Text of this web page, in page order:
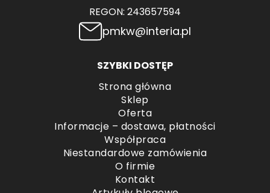
REGON: 243657594
pmkw@interia.pl
SZYBKI DOSTĘP
Strona główna
Sklep
Oferta
Informacje – dostawa, płatności
Współpraca
Niestandardowe zamówienia
O firmie
Kontakt